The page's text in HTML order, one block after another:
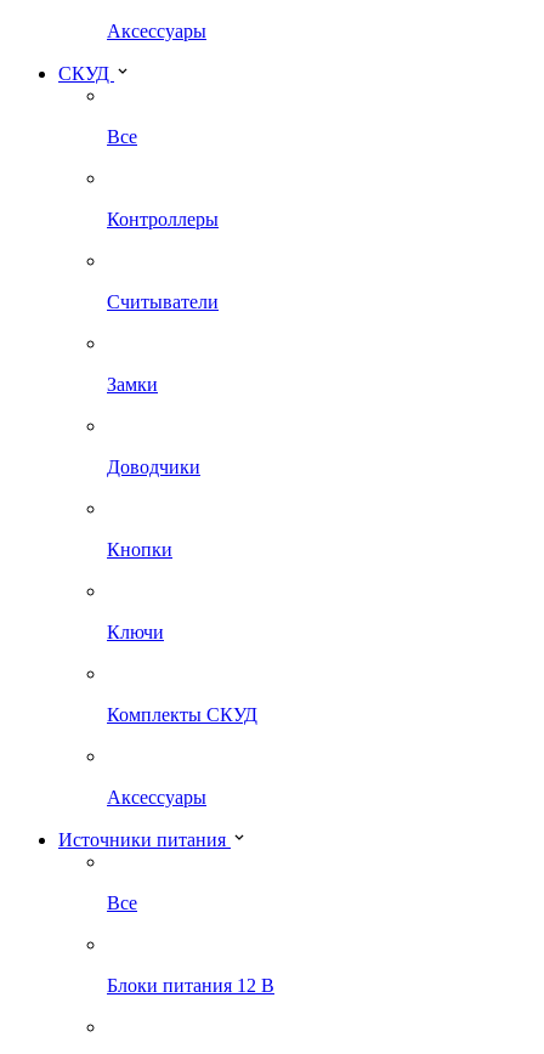
Аксессуары
СКУД
Все
Контроллеры
Считыватели
Замки
Доводчики
Кнопки
Ключи
Комплекты СКУД
Аксессуары
Источники питания
Все
Блоки питания 12 В